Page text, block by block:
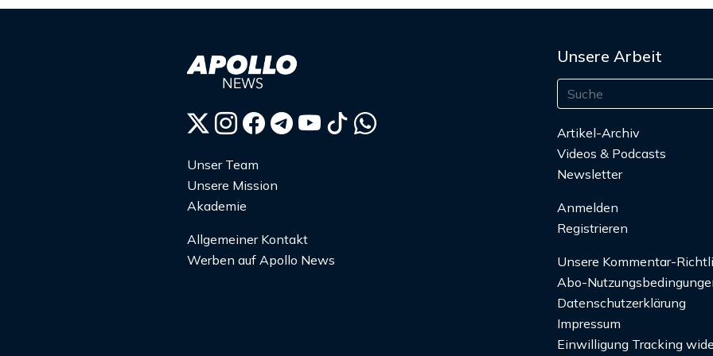
Unser Team
Unsere Mission
Akademie
Allgemeiner Kontakt
Werben auf Apollo News
Unsere Arbeit
Artikel-Archiv
Videos & Podcasts
Newsletter
Anmelden
Registrieren
Unsere Kommentar-
Abo-
Datenschutzerklärung
Impressum
Einwilligung Tracking